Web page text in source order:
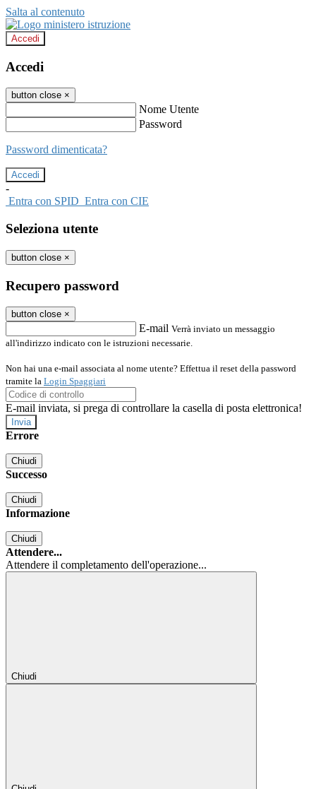
Salta al contenuto
Accedi
Accedi
button close ×
Nome Utente
Password
Password dimenticata?
-
Entra con SPID Entra con CIE
Seleziona utente
button close ×
Recupero password
button close ×
E-mail Verrà inviato un messaggio
all'indirizzo indicato con le istruzioni necessarie.
Non hai una e-mail associata al nome utente? Effettua il reset della password
tramite la Login Spaggiari
E-mail inviata, si prega di controllare la casella di posta elettronica!
Errore
Chiudi
Successo
Chiudi
Informazione
Chiudi
Attendere...
Attendere il completamento dell'operazione...
Chiudi